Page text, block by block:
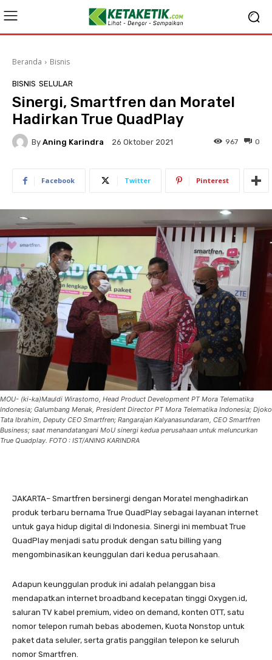
Beranda Bisnis
BISNIS SELULAR
Sinergi, Smartfren dan Moratel
Hadirkan True QuadPlay
By Aning Karindra 26 Oktober 2021 0
967
Facebook Twitter Pinterest
MOU- (ki-ka)Mauldi Wirastomo, Head Product Development PT Mora Telematika
Indonesia; Galumbang Menak, President Director PT Mora Telematika Indonesia; Djoko
Tata Ibrahim, Deputy CEO Smartfren; Rangarajan Kalyanasundaram, CEO Smartfren
Business; saat menandatangani MoU sinergi kedua perusahaan untuk meluncurkan
True Quadplay. FOTO : IST/ANING KARINDRA
JAKARTA– Smartfren bersinergi dengan Moratel menghadirkan
produk terbaru bernama True QuadPlay sebagai layanan internet
untuk gaya hidup digital di Indonesia. Sinergi ini membuat True
QuadPlay menjadi satu produk dengan satu billing yang
mengombinasikan keunggulan dari kedua perusahaan.
Adapun keunggulan produk ini adalah pelanggan bisa
mendapatkan internet broadband kecepatan tinggi Oxygen.id,
saluran TV kabel premium, video on demand, konten OTT, satu
nomor telepon rumah bebas abodemen, Kuota Nonstop untuk
paket data seluler, serta gratis panggilan telepon ke seluruh
nomor Smartfren.